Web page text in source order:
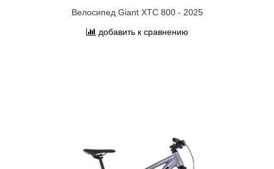
Велосипед Giant XTC 800 - 2025
добавить к сравнению